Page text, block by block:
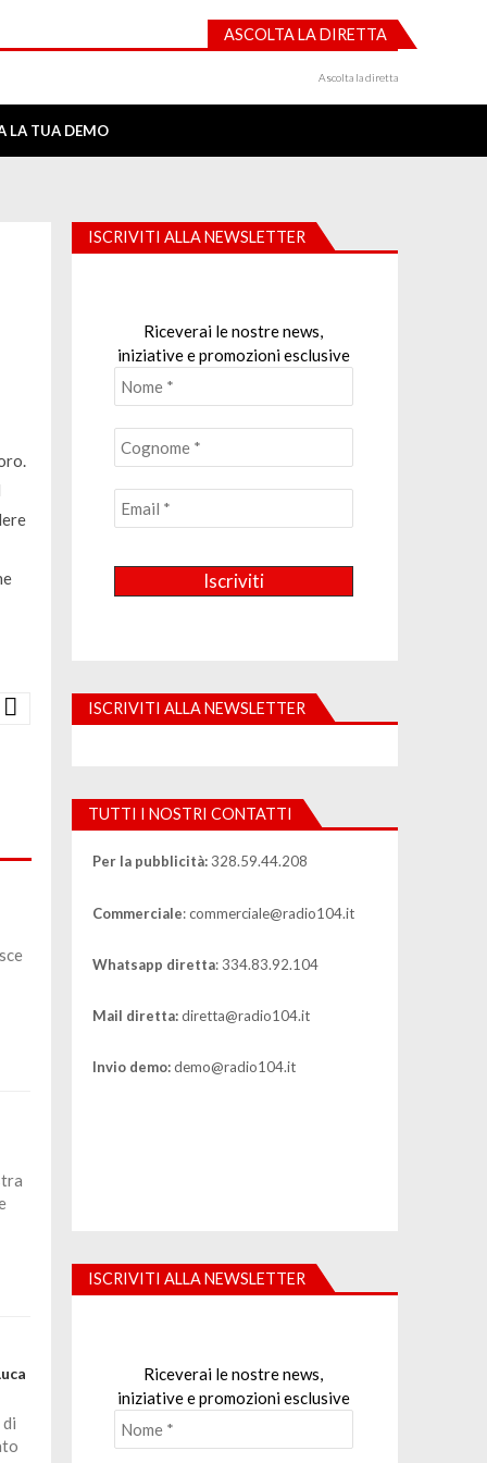
ASCOLTA LA DIRETTA
Ascolta la diretta
LA TUA DEMO
ISCRIVITI ALLA NEWSLETTER
Riceverai le nostre news,
iniziative e promozioni esclusive
ISCRIVITI ALLA NEWSLETTER
TUTTI I NOSTRI CONTATTI
Per la pubblicità:328.59.44.208
Commerciale: commerciale@radio104.it
Whatsapp diretta: 334.83.92.104
Mail diretta:diretta@radio104.it
Invio demo:demo@radio104.it
ISCRIVITI ALLA NEWSLETTER
Riceverai le nostre news,
iniziative e promozioni esclusive